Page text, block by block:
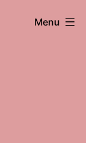
Menu